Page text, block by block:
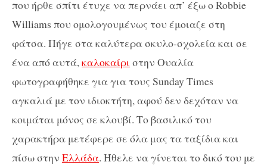
που ήρθε σπίτι έτυχε να περνάει απ’ έξω ο Robbie
Williams που ομολογουμένως του έμοιαζε στη
φάτσα. Πήγε στα καλύτερα σκυλο-σχολεία και σε
ένα από αυτά, καλοκαίρι στην Ουαλία
φωτογραφήθηκε για για τους Sunday Times
αγκαλιά με τον ιδιοκτήτη, αφού δεν δεχόταν να
κοιμάται μόνος σε κλουβί. Το βασιλικό του
χαρακτήρα μετέφερε σε όλα μας τα ταξίδια και
πίσω στην Ελλάδα. Ήθελε να γίνεται το δικό του με